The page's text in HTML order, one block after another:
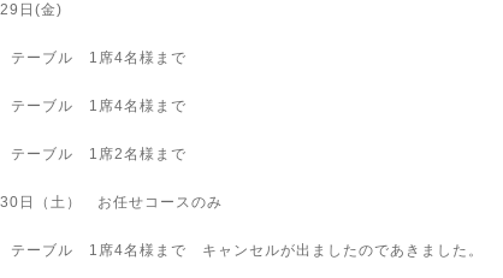
29日(金)
テーブル 1席4名様まで
テーブル 1席4名様まで
テーブル 1席2名様まで
30日（土） お任せコースのみ
テーブル 1席4名様まで キャンセルが出ましたのであきました。